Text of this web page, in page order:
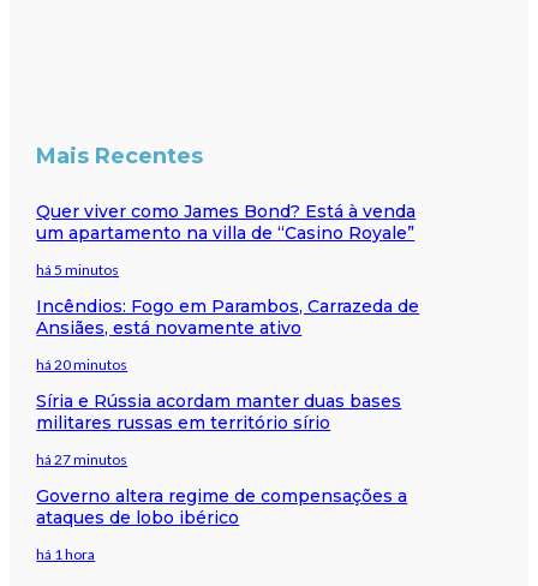
Mais Recentes
Quer viver como James Bond? Está à venda
um apartamento na villa de “Casino Royale”
há 5 minutos
Incêndios: Fogo em Parambos, Carrazeda de
Ansiães, está novamente ativo
há 20 minutos
Síria e Rússia acordam manter duas bases
militares russas em território sírio
há 27 minutos
Governo altera regime de compensações a
ataques de lobo ibérico
há 1 hora